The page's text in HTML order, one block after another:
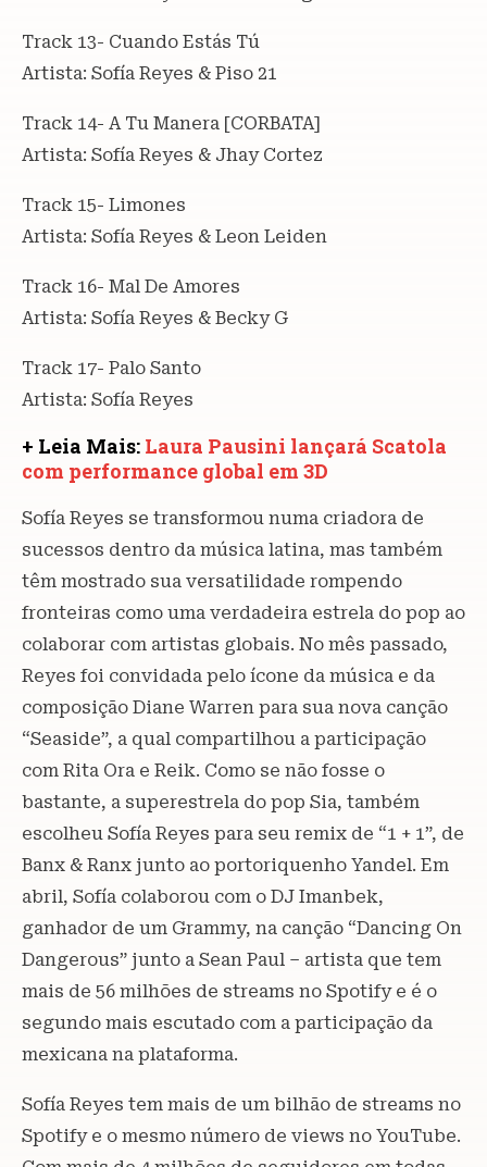
Track 13- Cuando Estás Tú
Artista: Sofía Reyes & Piso 21
Track 14- A Tu Manera [CORBATA]
Artista: Sofía Reyes & Jhay Cortez
Track 15- Limones
Artista: Sofía Reyes & Leon Leiden
Track 16- Mal De Amores
Artista: Sofía Reyes & Becky G
Track 17- Palo Santo
Artista: Sofía Reyes
+ Leia Mais: Laura Pausini lançará Scatola
com performance global em 3D
Sofía Reyes se transformou numa criadora de
sucessos dentro da música latina, mas também
têm mostrado sua versatilidade rompendo
fronteiras como uma verdadeira estrela do pop ao
colaborar com artistas globais. No mês passado,
Reyes foi convidada pelo ícone da música e da
composição Diane Warren para sua nova canção
“Seaside”, a qual compartilhou a participação
com Rita Ora e Reik. Como se não fosse o
bastante, a superestrela do pop Sia, também
escolheu Sofía Reyes para seu remix de “1 + 1”, de
Banx & Ranx junto ao portoriquenho Yandel. Em
abril, Sofía colaborou com o DJ Imanbek,
ganhador de um Grammy, na canção “Dancing On
Dangerous” junto a Sean Paul – artista que tem
mais de 56 milhões de streams no Spotify e é o
segundo mais escutado com a participação da
mexicana na plataforma.
Sofía Reyes tem mais de um bilhão de streams no
Spotify e o mesmo número de views no YouTube.